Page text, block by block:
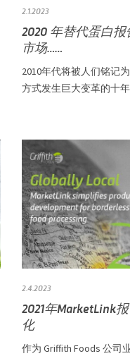
2.1.2023
2020 年替代蛋白
市场……
2010年代将被人们铭记
方式发生巨大变革的十
2.4.2023
2021年MarketLink
化
作为 Griffith Foods 公司